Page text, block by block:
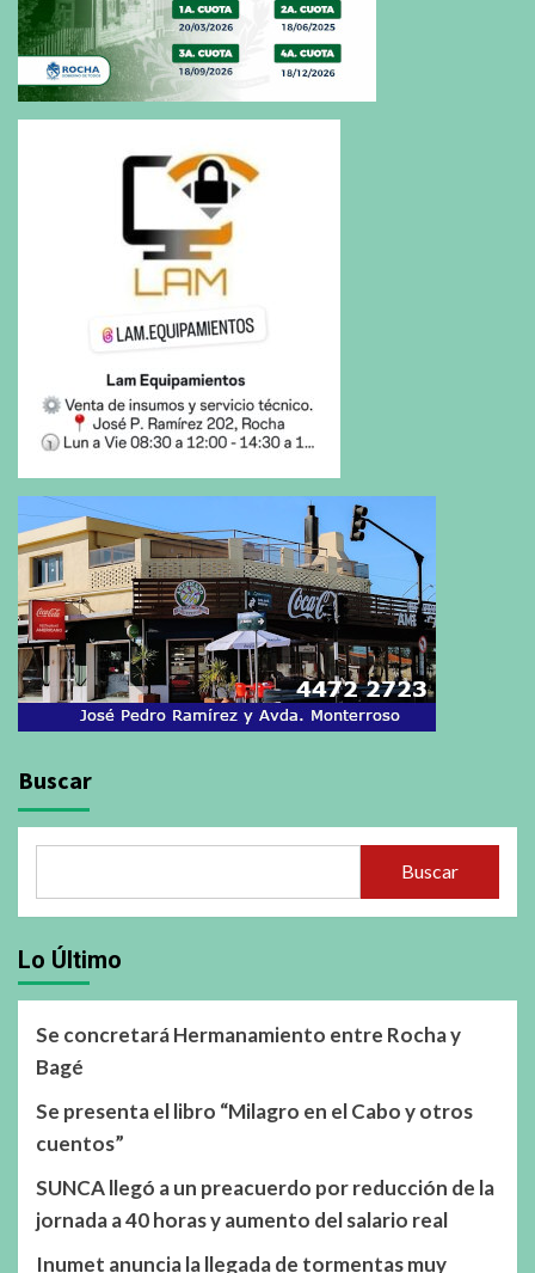
Buscar
Buscar
Lo Último
Se concretará Hermanamiento entre Rocha y
Bagé
Se presenta el libro “Milagro en el Cabo y otros
cuentos”
SUNCA llegó a un preacuerdo por reducción de la
jornada a 40 horas y aumento del salario real
Inumet anuncia la llegada de tormentas muy